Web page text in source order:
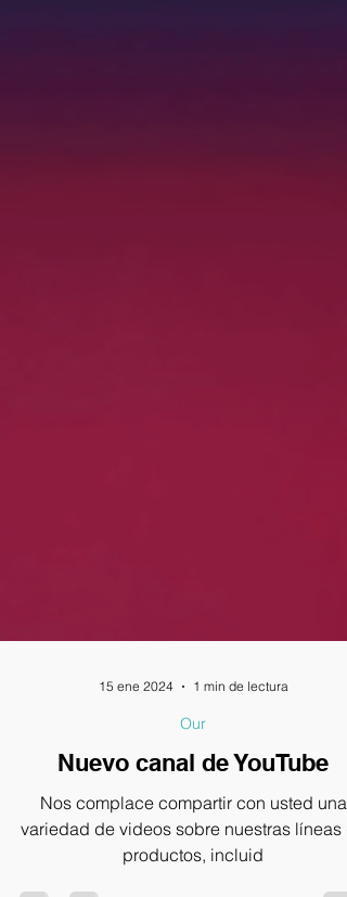
1 min de lectura
Our
Nuevo canal de YouTube
Nos complace compartir con usted una
variedad de videos sobre nuestras líneas